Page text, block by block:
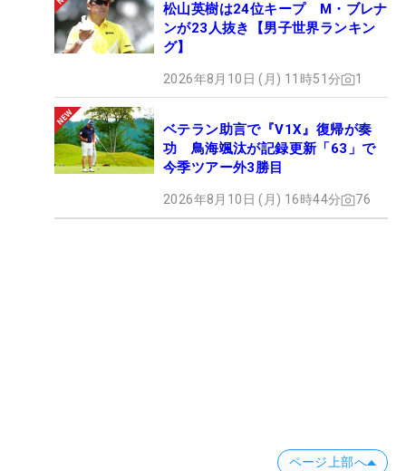
松山英樹は24位キープ M・ブレナ
ンが23人抜き【男子世界ランキン
グ】
2026年8月10日 (月) 11時51分 1
ベテラン助言で『V1X』復帰が奏
功 鳥海颯汰が記録更新「63」で
今季ツアー外3勝目
2026年8月10日 (月) 16時44分 76
ページ上部へ